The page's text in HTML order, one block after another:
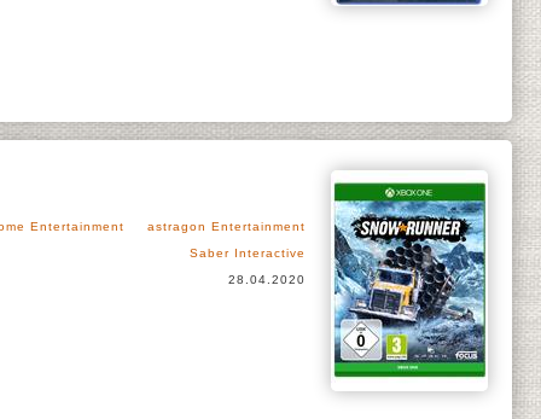
Entertainment
astragon Entertainment
Saber Interactive
28.04.2020